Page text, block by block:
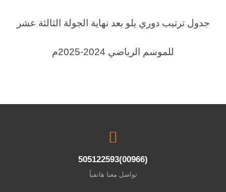
جدول ترتيب دوري يلو بعد نهاية الجولة الثالثة عشر
للموسم الرياضي 2024-2025م
(00966)505122593
تواصل معنا هاتفياً